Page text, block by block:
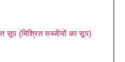
सूप (मिश्रित सब्जीयों का सूप)